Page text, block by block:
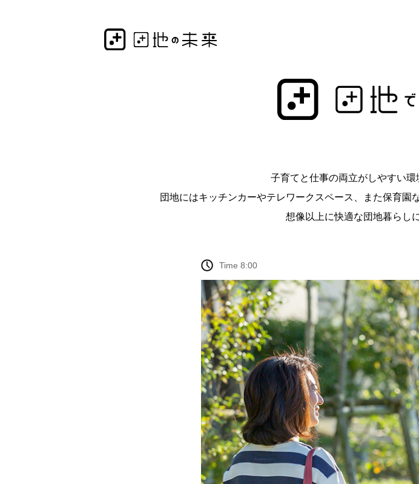
子育てと仕事の両立がしやすい環
団地にはキッチンカーやテレワークスペース、また保育園
想像以上に快適な団地暮らし
Time 8:00